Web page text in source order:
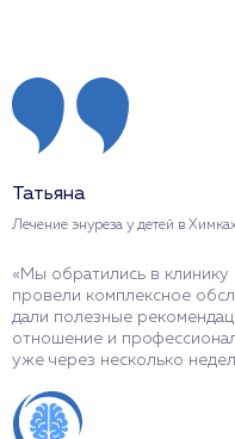
Татьяна
Лечение энуреза у детей в
«Мы обратились в
провели комплексное
дали полезные
отношение и
уже через несколько